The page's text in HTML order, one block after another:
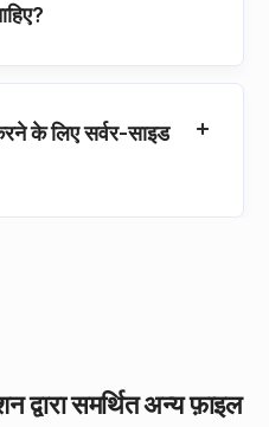
के लिए सर्वर-साइड
द्वारा समर्थित अन्य फ़ाइल